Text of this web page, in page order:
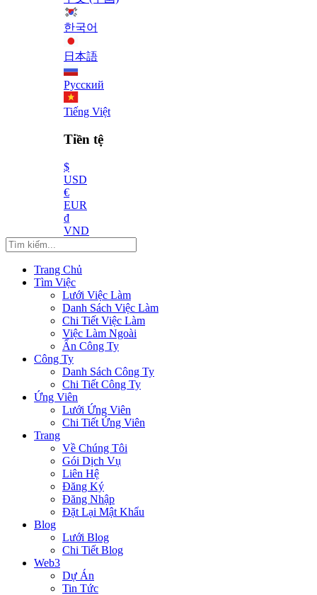
한국어
日本語
Русский
Tiếng Việt
Tiền tệ
$
USD
€
EUR
₫
VND
Trang Chủ
Tìm Việc
Lưới Việc Làm
Danh Sách Việc Làm
Chi Tiết Việc Làm
Việc Làm Ngoài
Ẩn Công Ty
Công Ty
Danh Sách Công Ty
Chi Tiết Công Ty
Ứng Viên
Lưới Ứng Viên
Chi Tiết Ứng Viên
Trang
Về Chúng Tôi
Gói Dịch Vụ
Liên Hệ
Đăng Ký
Đăng Nhập
Đặt Lại Mật Khẩu
Blog
Lưới Blog
Chi Tiết Blog
Web3
Dự Án
Tin Tức